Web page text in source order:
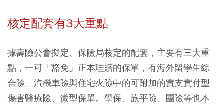
核定配套有3大重點
據壽險公會擬定、保險局核定的配套，主要有三大重
點，一可「豁免」正本理賠的保單，有海外留學生綜
合險、汽機車險與住宅火險中的可附加的實支實付型
傷害醫療險、微型保單。學保、旅平險、團險等也本